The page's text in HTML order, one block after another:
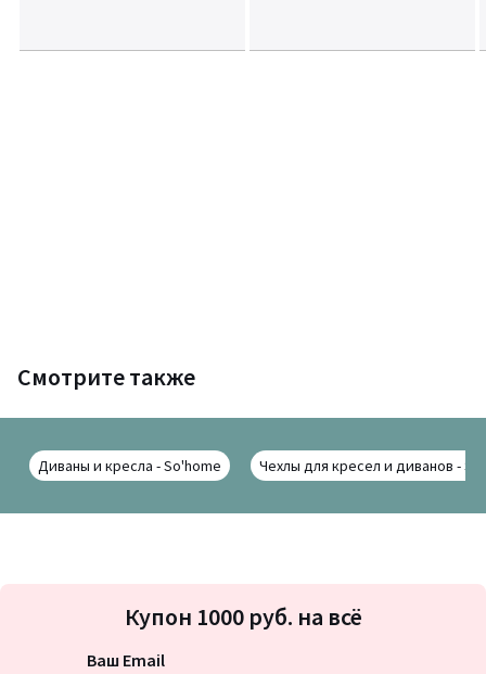
Смотрите также
Диваны и кресла - So'home Чехлы для кресел и диванов -
на
Купон 1000 руб. на всё
Ваш Email